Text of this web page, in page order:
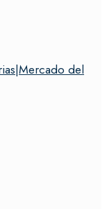
del